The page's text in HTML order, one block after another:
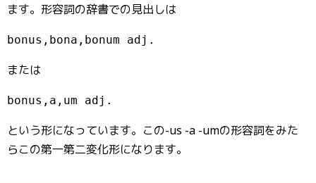
ます。形容詞の辞書での見出しは
bonus,bona,bonum adj.
または
bonus,a,um adj.
という形になっています。この-us -a -umの形容詞をみた
らこの第一第二変化形になります。